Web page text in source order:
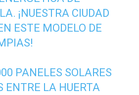
¡NUESTRA CIUDAD
ESTE MODELO DE
PANELES SOLARES
ENTRE LA HUERTA